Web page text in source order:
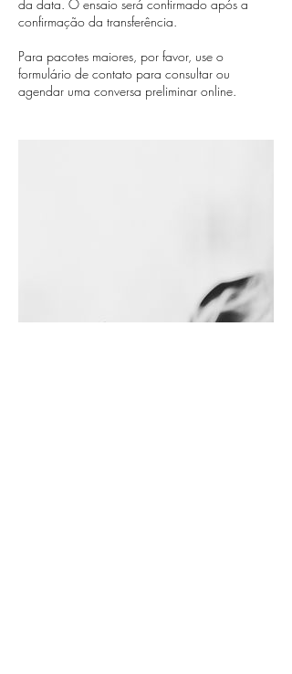
da data. O ensaio será confirmado após a
confirmação da transferência.
Para pacotes maiores, por favor, use o
formulário de contato para consultar ou